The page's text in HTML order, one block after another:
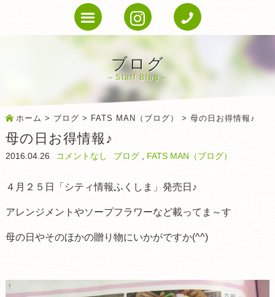
ブログ
Staff Blog
ホーム > ブログ > FATS MAN（ブログ） > 母の日お得情報♪
母の日お得情報♪
2016.04.26 コメントなし ブログ, FATS MAN（ブログ）
４月２５日「シティ情報ふくしま」発売日♪
アレンジメントやソープフラワーなど載ってま～す
母の日やそのほかの贈り物にいかがですか(^^)